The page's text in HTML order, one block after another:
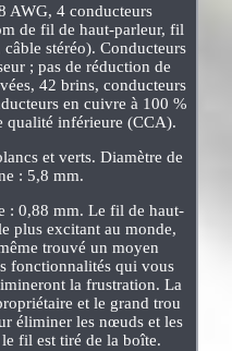
AWG, 4 conducteurs
de fil de haut-parleur, fil
stéréo). Conducteurs
; pas de réduction de
42 brins, conducteurs
en cuivre à 100 %
qualité inférieure (CCA).
et verts. Diamètre de
: 5,8 mm.
: 0,88 mm. Le fil de haut-
plus excitant au monde,
trouvé un moyen
fonctionnalités qui vous
la frustration. La
et le grand trou
éliminer les nœuds et les
fil est tiré de la boîte.